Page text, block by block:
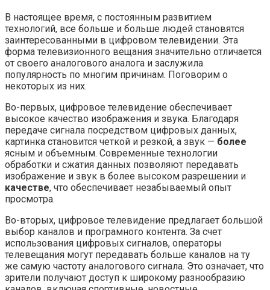
В настоящее время, с постоянным развитием
технологий, все больше и больше людей становятся
заинтересованными в цифровом телевидении. Эта
форма телевизионного вещания значительно отличается
от своего аналогового аналога и заслужила
популярность по многим причинам. Поговорим о
некоторых из них.
Во-первых, цифровое телевидение обеспечивает
высокое качество изображения и звука. Благодаря
передаче сигнала посредством цифровых данных,
картинка становится четкой и резкой, а звук — более
ясным и объемным. Современные технологии
обработки и сжатия данных позволяют передавать
изображение и звук в более высоком разрешении и
качестве, что обеспечивает незабываемый опыт
просмотра.
Во-вторых, цифровое телевидение предлагает большой
выбор каналов и програмного контента. За счет
использования цифровых сигналов, операторы
телевещания могут передавать больше каналов на ту
же самую частоту аналогового сигнала. Это означает, что
зрители получают доступ к широкому разнообразию